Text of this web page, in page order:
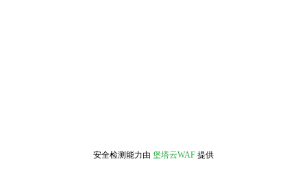
安全检测能力由 堡塔云WAF 提供